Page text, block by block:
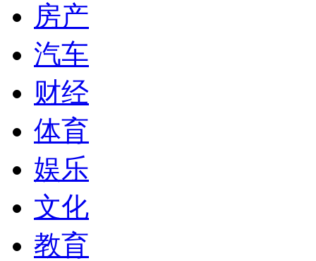
房产
汽车
财经
体育
娱乐
文化
教育